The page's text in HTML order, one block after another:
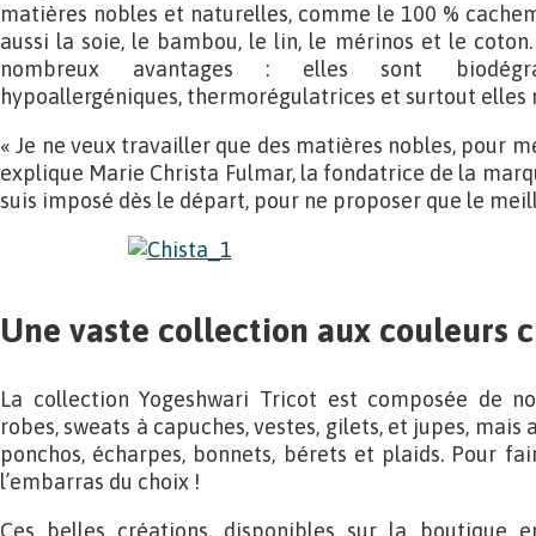
matières nobles et naturelles, comme le 100 %
aussi la soie, le bambou, le lin, le mérinos et le
nombreux avantages : elles sont
hypoallergéniques, thermorégulatrices et surtout elles
« Je ne veux travailler que des matières nobles, pour
explique Marie Christa Fulmar, la fondatrice de la
suis imposé dès le départ, pour ne proposer que le
Une vaste collection aux couleurs
La collection Yogeshwari Tricot est composée de
robes, sweats à capuches, vestes, gilets, et jupes, mais
ponchos, écharpes, bonnets, bérets et plaids. Pour
l’embarras du choix !
Ces belles créations, disponibles sur la boutique